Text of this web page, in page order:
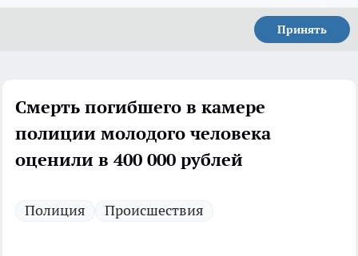
Принять
Смерть погибшего в камере
полиции молодого человека
оценили в 400 000 рублей
Полиция Происшествия